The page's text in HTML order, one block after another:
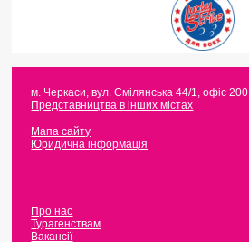
м. Черкаси,вул. Смілянська 44/1, офіс 200
Представництва в інших містах
Мапа сайту
Юридична інформація
Про нас
Турагенствам
Вакансії